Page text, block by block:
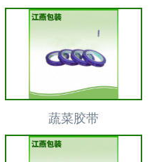
蔬菜胶带